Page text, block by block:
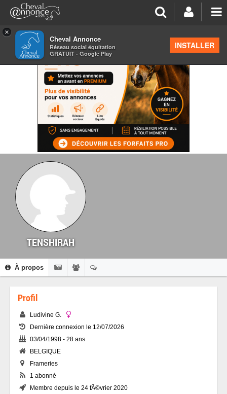
×
Cheval Annonce
Réseau social équitation
GRATUIT - Google Play
INSTALLER
TENSHIRAH
À propos
Profil
Ludivine G.
Dernière connexion le 12/07/2026
03/04/1998 - 28 ans
BELGIQUE
Frameries
1 abonné
Membre depuis le 24 fÃ©vrier 2020